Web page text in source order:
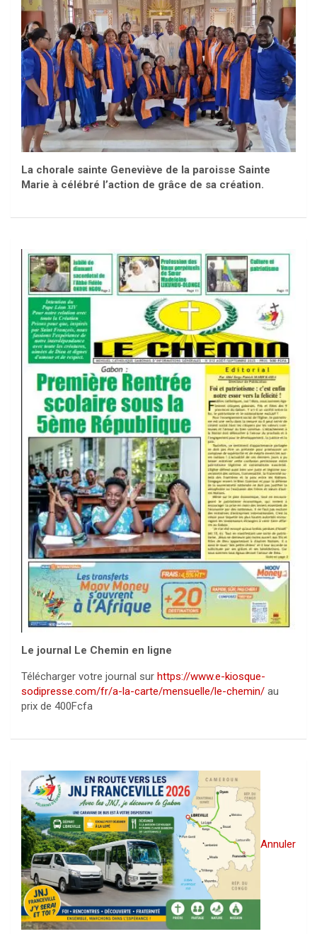
La chorale sainte Geneviève de la paroisse Sainte
Marie à célébré l’action de grâce de sa création.
Le journal Le Chemin en ligne
Télécharger votre journal sur https://www.e-kiosque-
sodipresse.com/fr/a-la-carte/mensuelle/le-chemin/ au
prix de 400Fcfa
Annuler